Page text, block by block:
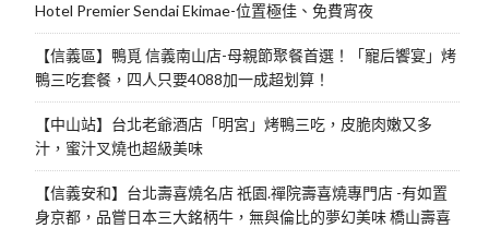
Hotel Premier Sendai Ekimae-位置極佳、免費宵夜
【信義區】鴨覓 信義南山店-母親節聚餐首選！「寵后饗宴」烤
鴨三吃套餐，四人只要4088加一成超划算！
【中山站】台北老爺酒店「明宮」烤鴨三吃，皮脆肉嫩又多
汁，蜜汁叉燒也超級美味
【信義安和】台北壽喜燒名店 祇園.禪院壽喜燒專門店 -有如置
身京都，品嘗日本三大銘柄牛，無與倫比的夢幻美味 橋山壽喜